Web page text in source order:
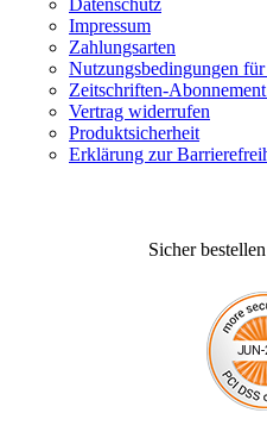
Datenschutz
Impressum
Zahlungsarten
Nutzungsbedingungen
Zeitschriften-
Vertrag widerrufen
Produktsicherheit
Erklärung zur
Sicher